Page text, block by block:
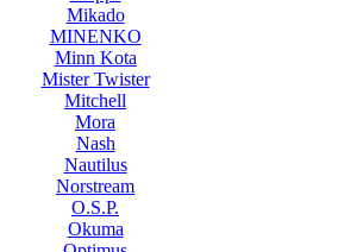
Mikado
MINENKO
Minn Kota
Mister Twister
Mitchell
Mora
Nash
Nautilus
Norstream
O.S.P.
Okuma